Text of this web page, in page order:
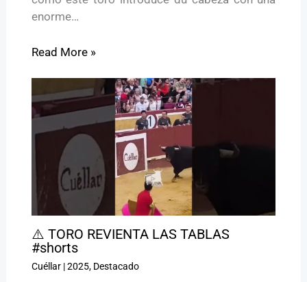
enorme…
Read More »
⚠️ TORO REVIENTA LAS TABLAS
#shorts
Cuéllar|2025, Destacado